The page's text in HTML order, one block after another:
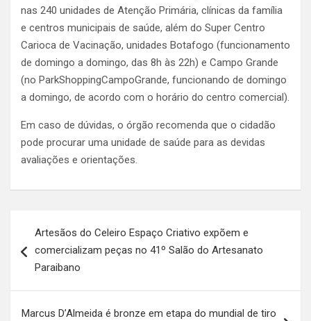
nas 240 unidades de Atenção Primária, clínicas da família
e centros municipais de saúde, além do Super Centro
Carioca de Vacinação, unidades Botafogo (funcionamento
de domingo a domingo, das 8h às 22h) e Campo Grande
(no ParkShoppingCampoGrande, funcionando de domingo
a domingo, de acordo com o horário do centro comercial).
Em caso de dúvidas, o órgão recomenda que o cidadão
pode procurar uma unidade de saúde para as devidas
avaliações e orientações.
de
Post
Artesãos do Celeiro Espaço Criativo expõem e
comercializam peças no 41º Salão do Artesanato
Paraibano
Marcus D’Almeida é bronze em etapa do mundial de tiro